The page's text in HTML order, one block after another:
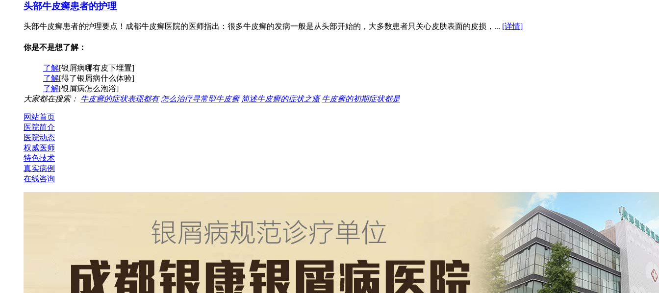
头部牛皮癣患者的护理
头部牛皮癣患者的护理要点！成都牛皮癣医院的医师指出：很多牛皮癣的发病一般是从头部开始的，大多数患者只关心皮肤表面的皮损，... [详情]
你是不是想了解：
了解[银屑病哪有皮下埋置]
了解[得了银屑病什么体验]
了解[银屑病怎么泡浴]
大家都在搜索： 牛皮癣的症状表现都有 怎么治疗寻常型牛皮癣 简述牛皮癣的症状之瘙 牛皮癣的初期症状都是
网站首页
医院简介
医院动态
权威医师
特色技术
真实病例
在线咨询